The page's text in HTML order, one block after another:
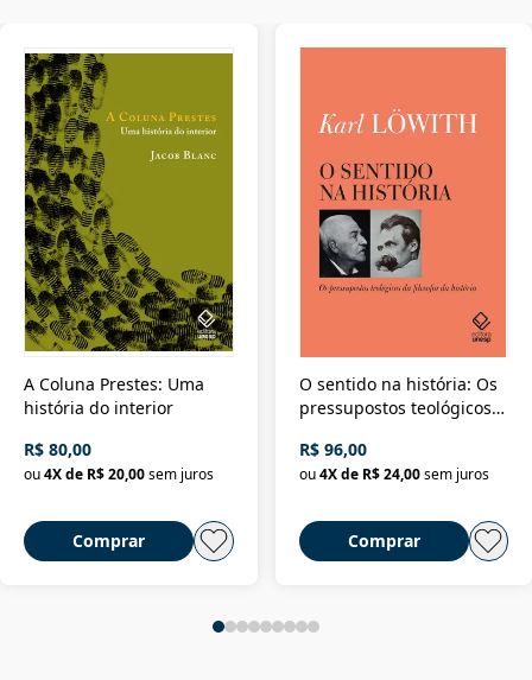
A Coluna Prestes: Uma
história do interior
R$ 80,00
ou4X de R$ 20,00sem juros
Comprar
O sentido na história: Os
pressupostos teológicos
R$ 96,00
ou 4X de R$ 24,00 sem juros
Comprar